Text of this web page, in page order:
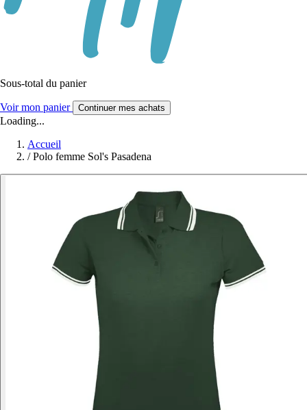
Sous-total du panier
Voir mon panier Continuer mes achats
Loading...
Accueil
/ Polo femme Sol's Pasadena